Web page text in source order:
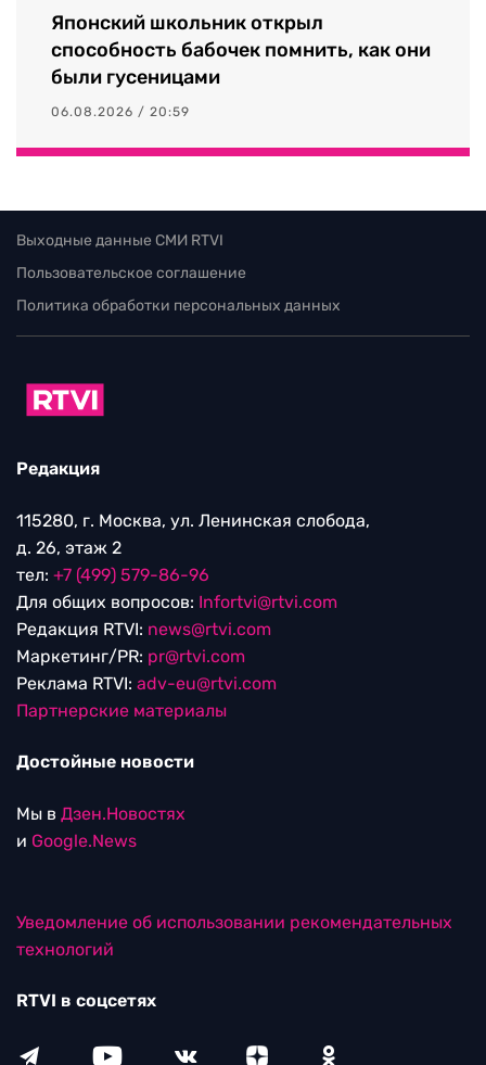
Японский школьник открыл
способность бабочек помнить, как они
были гусеницами
06.08.2026 / 20:59
Выходные данные СМИ RTVI
Пользовательское соглашение
Политика обработки персональных данных
Редакция
115280, г. Москва, ул. Ленинская слобода,
д. 26, этаж 2
тел: +7 (499) 579-86-96
Для общих вопросов: Infortvi@rtvi.com
Редакция RTVI: news@rtvi.com
Маркетинг/PR: pr@rtvi.com
Реклама RTVI: adv-eu@rtvi.com
Партнерские материалы
Достойные новости
Мы в Дзен.Новостях
и Google.News
Уведомление об использовании рекомендательных
технологий
RTVI в соцсетях